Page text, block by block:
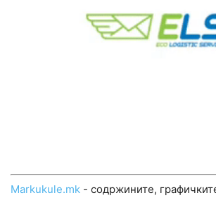
Markukule.mk - содржините,